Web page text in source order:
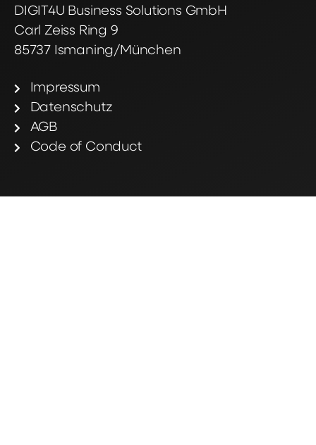
DIGIT4U Business Solutions GmbH
Carl Zeiss Ring 9
85737 Ismaning/München
Impressum
Datenschutz
AGB
Code of Conduct